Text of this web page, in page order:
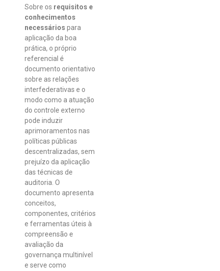
Sobre os requisitos e
conhecimentos
necessários para
aplicação da boa
prática, o próprio
referencial é
documento orientativo
sobre as relações
interfederativas e o
modo como a atuação
do controle externo
pode induzir
aprimoramentos nas
políticas públicas
descentralizadas, sem
prejuízo da aplicação
das técnicas de
auditoria. O
documento apresenta
conceitos,
componentes, critérios
e ferramentas úteis à
compreensão e
avaliação da
governança multinível
e serve como